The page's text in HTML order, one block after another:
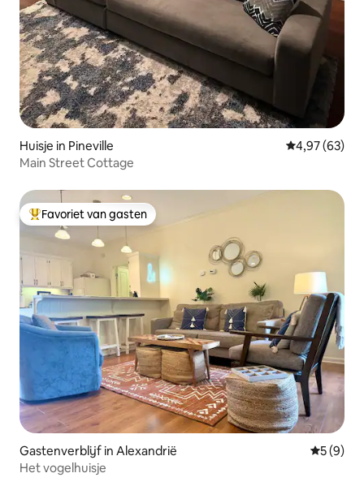
Huisje in Pineville Gemiddelde
4,97 (63)
Main Street Cottage
Topfavoriet van gasten
Favoriet van gasten
Gastenverblijf in Alexandrië
5 (9)
Het vogelhuisje